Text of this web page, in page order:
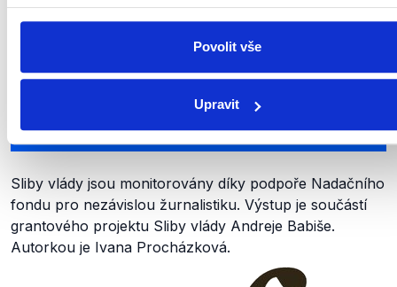
Povolit vše
Upravit
Sliby vlády jsou monitorovány díky podpoře Nadačního
fondu pro nezávislou žurnalistiku. Výstup je součástí
grantového projektu Sliby vlády Andreje Babiše.
Autorkou je Ivana Procházková.